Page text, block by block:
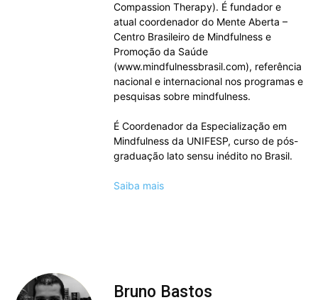
Compassion Therapy). É fundador e
atual coordenador do Mente Aberta –
Centro Brasileiro de Mindfulness e
Promoção da Saúde
(www.mindfulnessbrasil.com), referência
nacional e internacional nos programas e
pesquisas sobre mindfulness.
É Coordenador da Especialização em
Mindfulness da UNIFESP, curso de pós-
graduação lato sensu inédito no Brasil.
Saiba mais
Bruno Bastos